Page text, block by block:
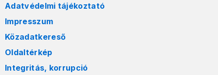
Adatvédelmi tájékoztató
Impresszum
Közadatkereső
Oldaltérkép
Integritás, korrupció